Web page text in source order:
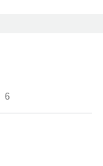
6